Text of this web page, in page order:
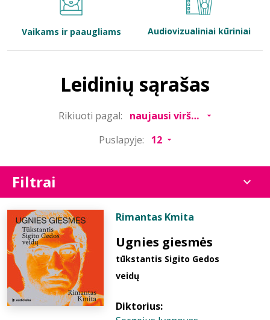
Bibliotekoms
Vaikams ir paaugliams Audiovizualiniai kūriniai
Leidinių sąrašas
Rikiuoti pagal:
Puslapyje:
Filtrai
Rimantas Kmita
Ugnies giesmės
tūkstantis Sigito Gedos
veidų
Diktorius: